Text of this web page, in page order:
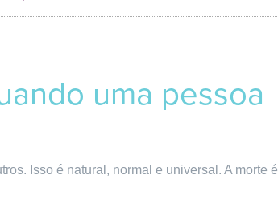
uma pessoa
Isso é natural, normal e universal. A morte é